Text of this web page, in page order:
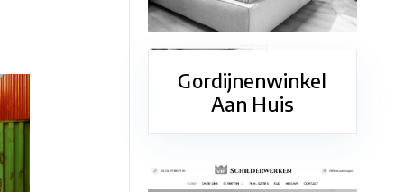
Gordijnenwinkel
Aan Huis